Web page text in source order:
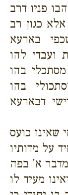
פניו דרב
כגון רב
בארעא
ועבדי להו
מסתכלי בהו
בהו
דבארעא
כועס
על מדותיו
א' בפה
מעיד לו